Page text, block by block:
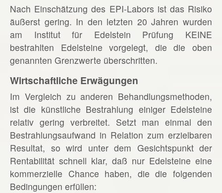
Nach Einschätzung des EPI-Labors ist das Risiko
äußerst gering. In den letzten 20 Jahren wurden
am Institut für Edelstein Prüfung KEINE
bestrahlten Edelsteine vorgelegt, die die oben
genannten Grenzwerte überschritten.
Wirtschaftliche Erwägungen
Im Vergleich zu anderen Behandlungsmethoden,
ist die künstliche Bestrahlung einiger Edelsteine
relativ gering verbreitet. Setzt man einmal den
Bestrahlungsaufwand in Relation zum erzielbaren
Resultat, so wird unter dem Gesichtspunkt der
Rentabilität schnell klar, daß nur Edelsteine eine
kommerzielle Chance haben, die die folgenden
Bedingungen erfüllen: